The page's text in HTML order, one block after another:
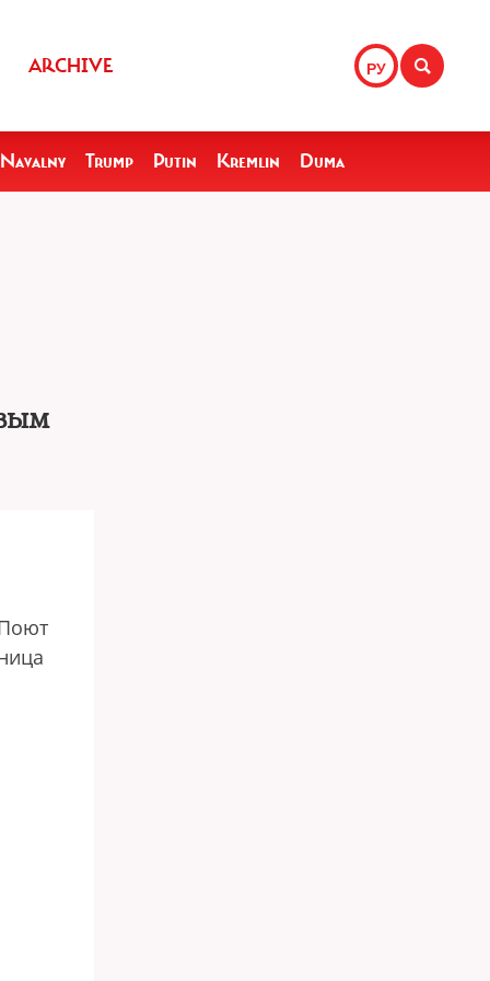
РУ
ARCHIVE
Navalny Trump Putin Kremlin Duma